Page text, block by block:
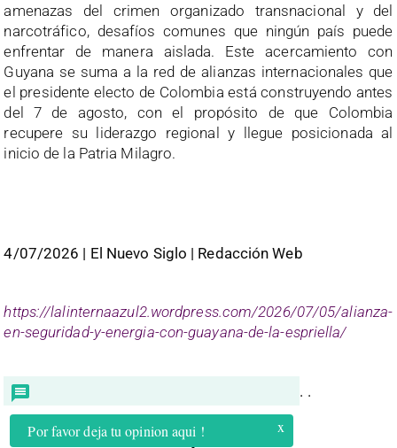
amenazas del crimen organizado transnacional y del
narcotráfico, desafíos comunes que ningún país puede
enfrentar de manera aislada. Este acercamiento con
Guyana se suma a la red de alianzas internacionales que
el presidente electo de Colombia está construyendo antes
del 7 de agosto, con el propósito de que Colombia
recupere su liderazgo regional y llegue posicionada al
inicio de la Patria Milagro.
4/07/2026 | El Nuevo Siglo | Redacción Web
https://lalinternaazul2.wordpress.com/2026/07/05/alianza-
en-seguridad-y-energia-con-guayana-de-la-espriella/
Por favor deja tu opinion aqui ! x
. .
Compartir: